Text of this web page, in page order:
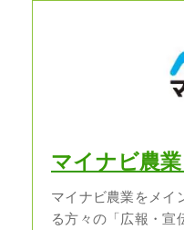
マイナビ農
マイナビ農業をメイ
る方々の「広報・宣